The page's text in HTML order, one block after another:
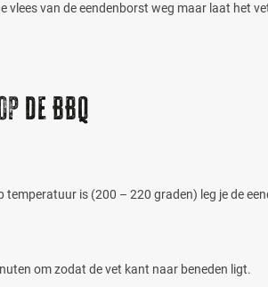
vlees van de eendenborst weg maar laat het
de BBQ
temperatuur is (200 – 220 graden) leg je de
om zodat de vet kant naar beneden ligt.